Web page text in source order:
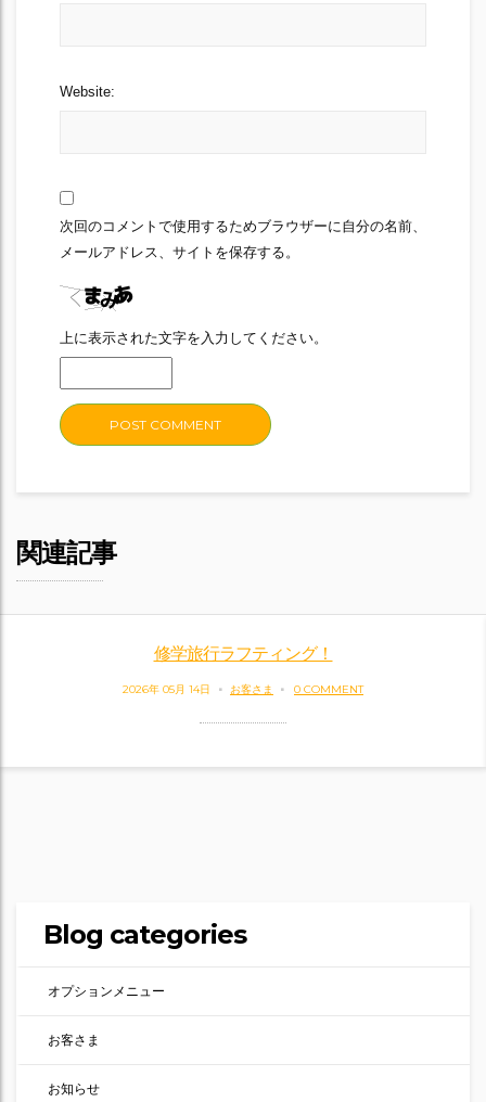
Website:
次回のコメントで使用するためブラウザーに自分の名前、
メールアドレス、サイトを保存する。
上に表示された文字を入力してください。
関連記事
修学旅行ラフティング！
2026年 05月 14日 お客さま 0 COMMENT
Blog categories
オプションメニュー
お客さま
お知らせ